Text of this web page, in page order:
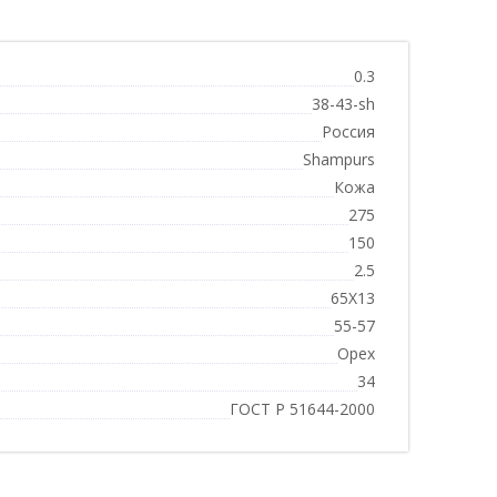
0.3
38-43-sh
Россия
Shampurs
Кожа
275
150
2.5
65Х13
55-57
Орех
34
ГОСТ Р 51644-2000